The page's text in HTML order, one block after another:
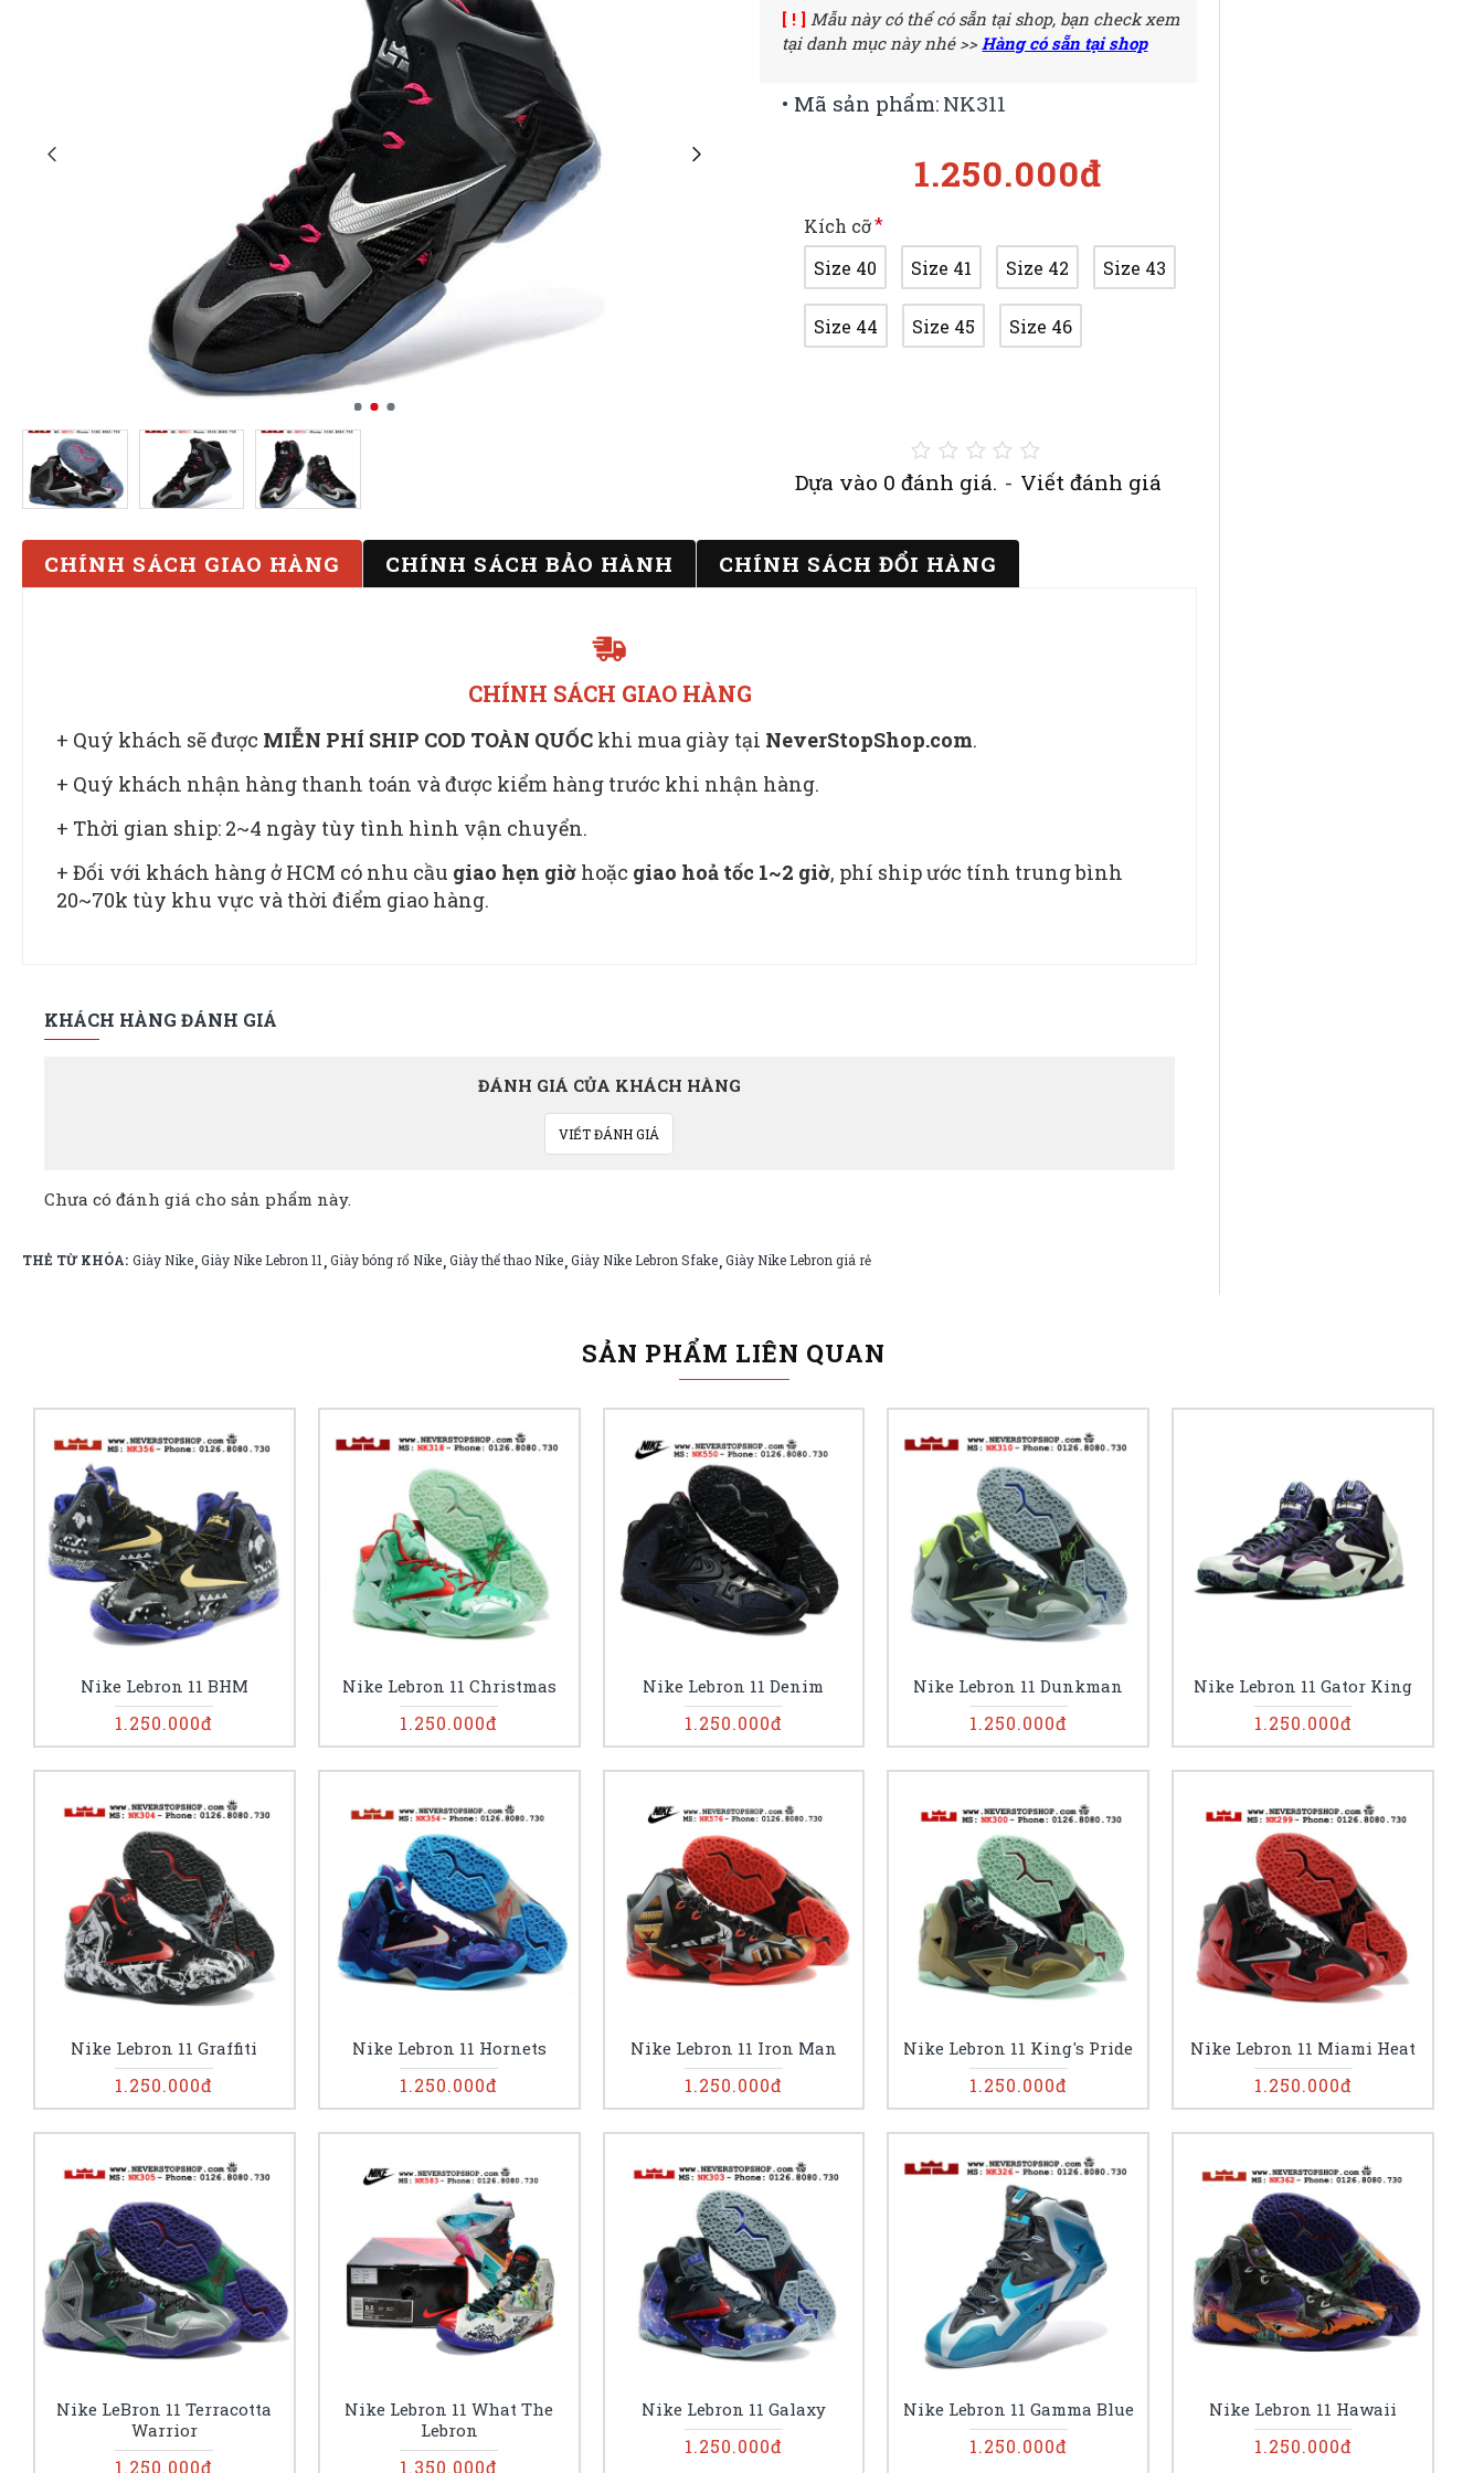
Dựa vào 0 đánh giá. - Viết đánh giá
1.250.000đ
• Mã sản phẩm: NK311
Kích cỡ
Size 40
Size 41 Size 42 Size 43
Size 44 Size 45 Size 46
[ ! ] Mẫu này có thể có sẵn tại shop, bạn check xem
tại danh mục này nhé >>Hàng có sẵn tại shop
CHÍNH SÁCH GIAO HÀNG CHÍNH SÁCH BẢO HÀNH CHÍNH SÁCH ĐỔI HÀNG
CHÍNH SÁCH GIAO HÀNG
+ Quý khách sẽ được MIỄN PHÍ SHIP COD TOÀN QUỐC khi mua giày tại NeverStopShop.com.
+ Quý khách nhận hàng thanh toán và được kiểm hàng trước khi nhận hàng.
+ Thời gian ship: 2~4 ngày tùy tình hình vận chuyển.
+ Đối với khách hàng ở HCM có nhu cầu giao hẹn giờ hoặc giao hoả tốc 1~2 giờ, phí ship ước tính trung bình
20~70k tùy khu vực và thời điểm giao hàng.
KHÁCH HÀNG ĐÁNH GIÁ
ĐÁNH GIÁ CỦA KHÁCH HÀNG
VIẾT ĐÁNH GIÁ
Chưa có đánh giá cho sản phẩm này.
THẺ TỪ KHÓA: Giày Nike,Giày Nike Lebron 11 ,Giày bóng rổ Nike,Giày thể thao Nike,Giày Nike Lebron Sfake,Giày Nike Lebron giá rẻ
SẢN PHẨM LIÊN QUAN
Nike Lebron 11 BHM
1.250.000đ
Nike Lebron 11 Christmas
1.250.000đ
Nike Lebron 11 Denim
1.250.000đ
Nike Lebron 11 Dunkman
1.250.000đ
Nike Lebron 11 Gator King
1.250.000đ
Nike Lebron 11 Graffiti
1.250.000đ
Nike Lebron 11 Hornets
1.250.000đ
Nike Lebron 11 Iron Man
1.250.000đ
Nike Lebron 11 King's Pride
1.250.000đ
Nike Lebron 11 Miami Heat
1.250.000đ
Nike LeBron 11 Terracotta
Warrior
1.250.000đ
Nike Lebron 11 What The
Lebron
1.350.000đ
Nike Lebron 11 Galaxy
1.250.000đ
Nike Lebron 11 Gamma Blue
1.250.000đ
Nike Lebron 11 Hawaii
1.250.000đ